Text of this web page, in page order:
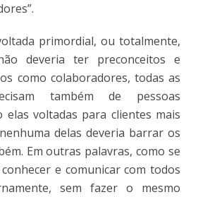
primordial, ou totalmente,
deveria ter preconceitos e
como colaboradores, todas as
também de pessoas
elas voltadas para clientes mais
delas deveria barrar os
Em outras palavras, como se
e comunicar com todos
sem fazer o mesmo